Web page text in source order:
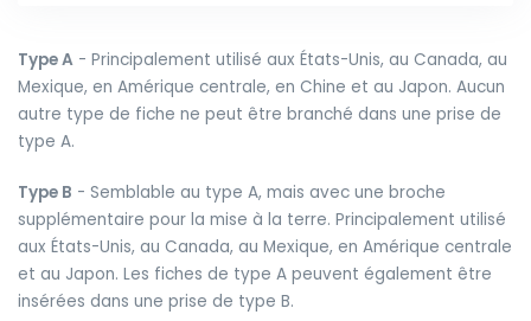
Type A - Principalement utilisé aux États-Unis, au Canada, au
Mexique, en Amérique centrale, en Chine et au Japon. Aucun
autre type de fiche ne peut être branché dans une prise de
type A.
Type B - Semblable au type A, mais avec une broche
supplémentaire pour la mise à la terre. Principalement utilisé
aux États-Unis, au Canada, au Mexique, en Amérique centrale
et au Japon. Les fiches de type A peuvent également être
insérées dans une prise de type B.